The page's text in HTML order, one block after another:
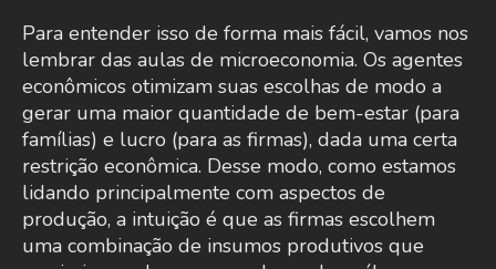
Para entender isso de forma mais fácil, vamos nos
lembrar das aulas de microeconomia. Os agentes
econômicos otimizam suas escolhas de modo a
gerar uma maior quantidade de bem-estar (para
famílias) e lucro (para as firmas), dada uma certa
restrição econômica. Desse modo, como estamos
lidando principalmente com aspectos de
produção, a intuição é que as firmas escolhem
uma combinação de insumos produtivos que